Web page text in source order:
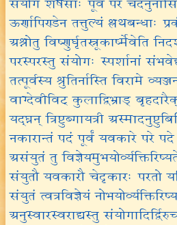
ऊर्णापिण्डेन तत्तुल्यं श्लथबन्धाः
अश्नोतु विष्णुर्घृतस्नूकार्ष्मेवेति
परस्परस्तु संयोगः स्पर्शानां
तत्पूर्वस्य श्रुतिर्नास्ति विरामे
वाग्देवीविट् कुलाद्विभ्राड्
यद्घ्नन् त्रिष्टुब्गायत्री
नकारान्तं पदं पूर्वं यवकारे परे
असंयुतं तु
संयुतौ यवकारौ चेदृकारः परतो
संयुतं त्वत्रविज्ञेयं
अनुस्वारस्वराद्यस्तु